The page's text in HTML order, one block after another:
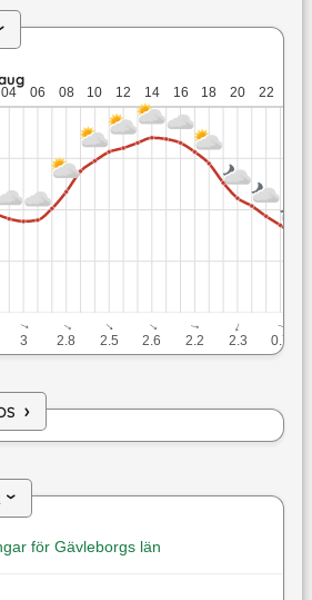
grader: ingen nederbörd: upp till 5,4
04 06 08 10 12 14 16 18 20 22
↓
3
↓
2.8
↓
2.5
↓
2.6
↓
2.2
↓
2.3
↓
0.7
›
›
för Gävleborgs län